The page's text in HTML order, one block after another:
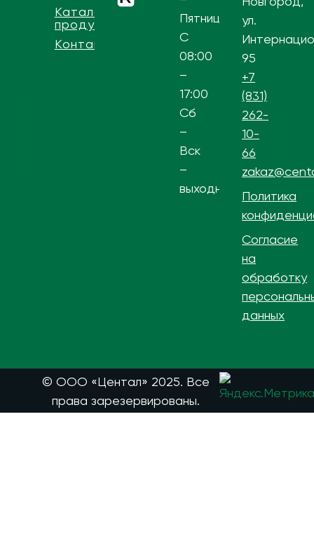
Каталог
продукции
Контакты
Пятница
С
08:00
–
17:00
Сб
–
Вск
–
выходной
ул.
95
+7
(831)
262-
10-
66
Политика
Согласие
на
обработку
данных
© ООО «Центал» 2025. Все
права зарезервированы.